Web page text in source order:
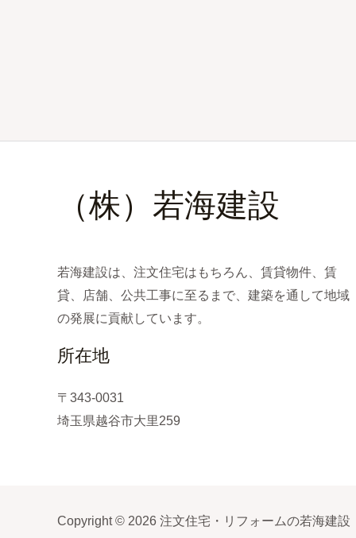
（株）若海建設
若海建設は、注文住宅はもちろん、賃貸物件、賃
貸、店舗、公共工事に至るまで、建築を通して地域
の発展に貢献しています。
所在地
〒343-0031
埼玉県越谷市大里259
Copyright © 2026 注文住宅・リフォームの若海建設